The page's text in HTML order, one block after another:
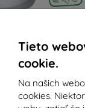
Tieto
cookie.
Na našich
cookies.